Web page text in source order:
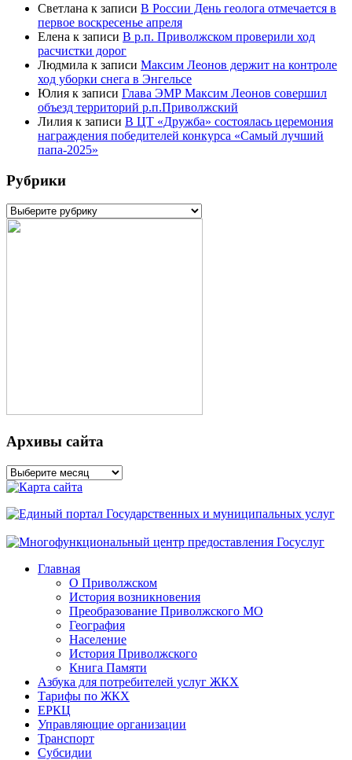
Светлана к записи В России День геолога отмечается в
первое воскресенье апреля
Елена к записи В р.п. Приволжском проверили ход
расчистки дорог
Людмила к записи Максим Леонов держит на контроле
ход уборки снега в Энгельсе
Юлия к записи Глава ЭМР Максим Леонов совершил
объезд территорий р.п.Приволжский
Лилия к записи В ЦТ «Дружба» состоялась церемония
награждения победителей конкурса «Самый лучший
папа-2025»
Рубрики
Рубрики
Архивы сайта
Архивы
сайта
Главная
О Приволжском
История возникновения
Преобразование Приволжского МО
География
Население
История Приволжского
Книга Памяти
Азбука для потребителей услуг ЖКХ
Тарифы по ЖКХ
ЕРКЦ
Управляющие организации
Транспорт
Субсидии